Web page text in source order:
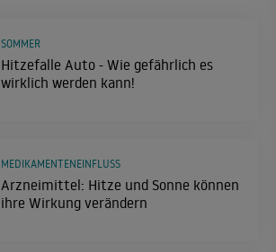
Hitzefalle Auto - Wie gefährlich es
wirklich werden kann!
SOMMER
Arzneimittel: Hitze und Sonne können
ihre Wirkung verändern
MEDIKAMENTENEINFLUSS